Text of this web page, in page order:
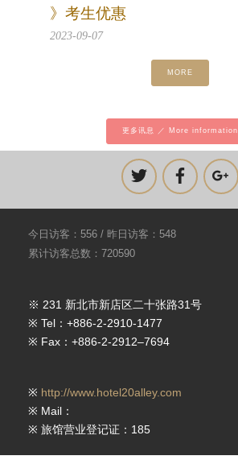
》考生优惠
2023-09-07
MORE
更多讯息 ／ More information
今日访客：556 / 昨日访客：548
累计访客总数：720590
※ 231 新北市新店区二十张路31号
※ Tel：+886-2-2910-1477
※ Fax：+886-2-2912–7694
※ http://www.hotel20alley.com
※ Mail：
※ 旅馆营业登记证：185